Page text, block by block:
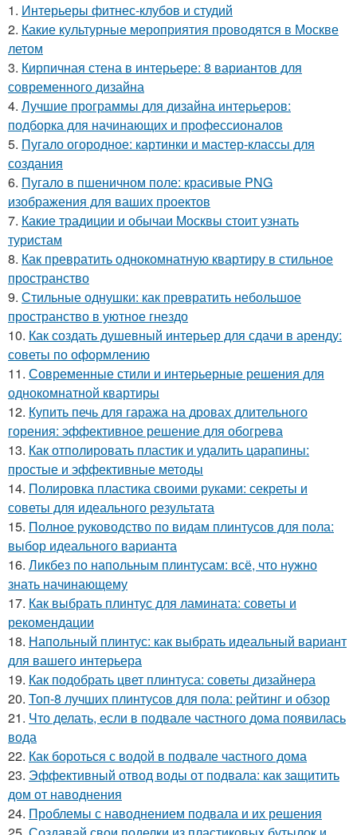
1. Интерьеры фитнес-клубов и студий
2. Какие культурные мероприятия проводятся в Москве
летом
3. Кирпичная стена в интерьере: 8 вариантов для
современного дизайна
4. Лучшие программы для дизайна интерьеров:
подборка для начинающих и профессионалов
5. Пугало огородное: картинки и мастер-классы для
создания
6. Пугало в пшеничном поле: красивые PNG
изображения для ваших проектов
7. Какие традиции и обычаи Москвы стоит узнать
туристам
8. Как превратить однокомнатную квартиру в стильное
пространство
9. Стильные однушки: как превратить небольшое
пространство в уютное гнездо
10. Как создать душевный интерьер для сдачи в аренду:
советы по оформлению
11. Современные стили и интерьерные решения для
однокомнатной квартиры
12. Купить печь для гаража на дровах длительного
горения: эффективное решение для обогрева
13. Как отполировать пластик и удалить царапины:
простые и эффективные методы
14. Полировка пластика своими руками: секреты и
советы для идеального результата
15. Полное руководство по видам плинтусов для пола:
выбор идеального варианта
16. Ликбез по напольным плинтусам: всё, что нужно
знать начинающему
17. Как выбрать плинтус для ламината: советы и
рекомендации
18. Напольный плинтус: как выбрать идеальный вариант
для вашего интерьера
19. Как подобрать цвет плинтуса: советы дизайнера
20. Топ-8 лучших плинтусов для пола: рейтинг и обзор
21. Что делать, если в подвале частного дома появилась
вода
22. Как бороться с водой в подвале частного дома
23. Эффективный отвод воды от подвала: как защитить
дом от наводнения
24. Проблемы с наводнением подвала и их решения